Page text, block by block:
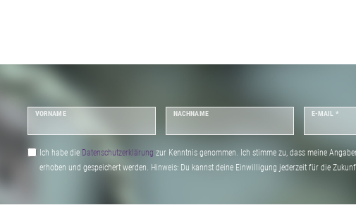
VORNAME NACHNAME E-MAIL *
Ich habe die Daten­schutz­erklärung zur Kenntnis genommen. Ich stimme zu, dass meine
erhoben und gespeichert werden. Hinweis: Du kannst deine Einwilligung jederzeit für die